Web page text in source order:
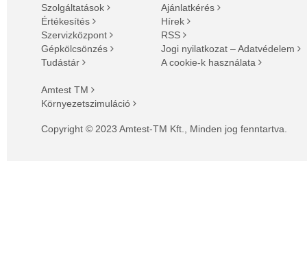
Szolgáltatások
Értékesítés
Szervizközpont
Gépkölcsönzés
Tudástár
Amtest TM
Környezetszimuláció
Ajánlatkérés
Hírek
RSS
Jogi nyilatkozat – Adatvédelem
A cookie-k használata
Copyright © 2023 Amtest-TM Kft., Minden jog fenntartva.